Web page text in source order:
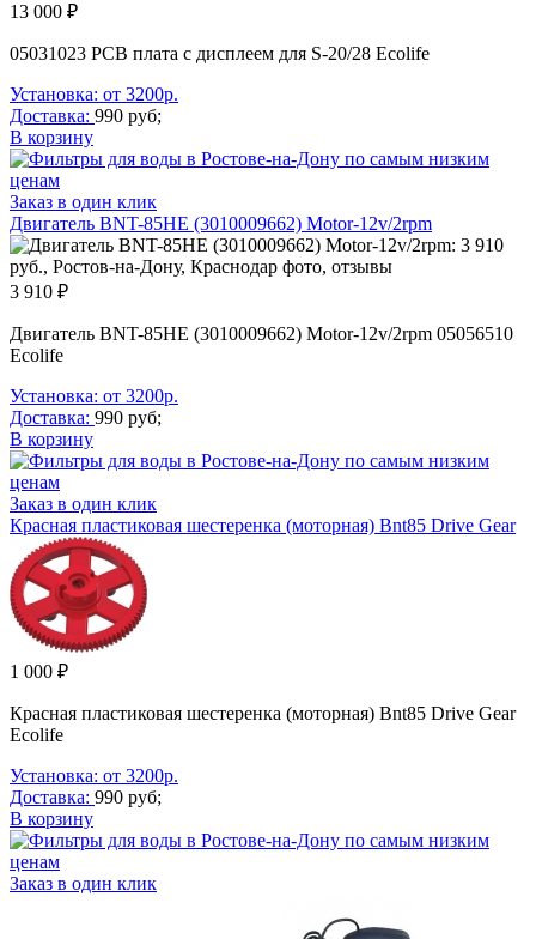
13 000 ₽
05031023 PCB плата с дисплеем для S-20/28 Ecolife
Установка: от 3200р.
Доставка: 990 руб;
В корзину
Заказ в один клик
Двигатель BNT-85HE (3010009662) Motor-12v/2rpm
3 910 ₽
Двигатель BNT-85HE (3010009662) Motor-12v/2rpm 05056510
Ecolife
Установка: от 3200р.
Доставка: 990 руб;
В корзину
Заказ в один клик
Красная пластиковая шестеренка (моторная) Bnt85 Drive Gear
1 000 ₽
Красная пластиковая шестеренка (моторная) Bnt85 Drive Gear
Ecolife
Установка: от 3200р.
Доставка: 990 руб;
В корзину
Заказ в один клик